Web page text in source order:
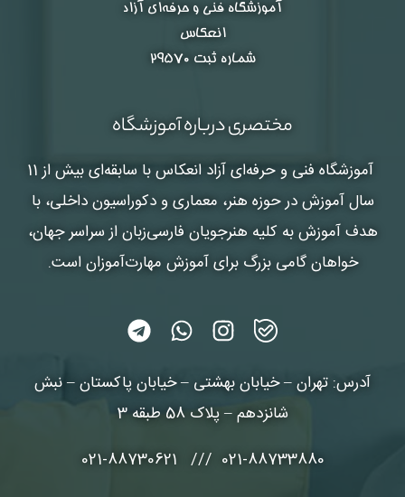
آموزشگاه فنی و حرفه‌ای آزاد
انعکاس
شماره ثبت ۲۹۵۷۰
مختصری درباره آموزشگاه
آموزشگاه فنی و حرفه‌ای آزاد انعکاس
با سابقه‌ای بیش از 11
سال آموزش در حوزه هنر، معماری و دکوراسیون داخلی، با
هدف آموزش به کلیه هنرجویان فارسی‌زبان از سراسر جهان،
خواهان گامی بزرگ برای آموزش مهارت‌آموزان است.
آدرس: تهران – خیابان بهشتی – خیابان پاکستان – نبش
شانزدهم – پلاک 58 طبقه 3
021-88733880 /// 021-88730621